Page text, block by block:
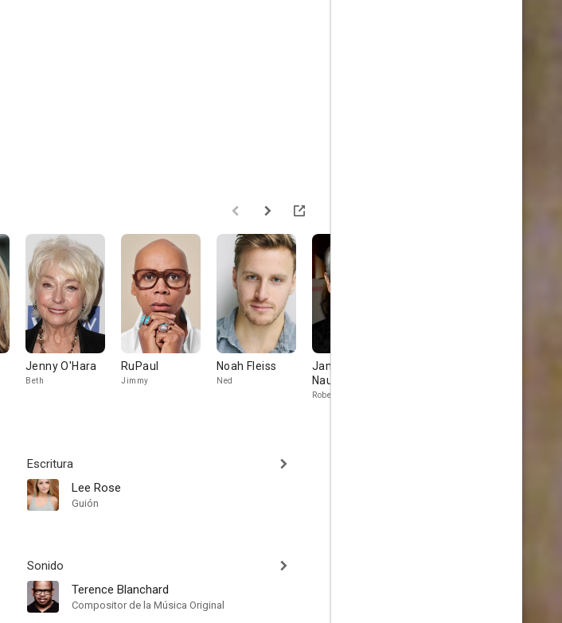
Jenny O'Hara
Beth
RuPaul
Jimmy
Noah Fleiss
Ned
James
Naughton
Robert
Escritura
Lee Rose
Guión
Sonido
Terence Blanchard
Compositor de la Música Original